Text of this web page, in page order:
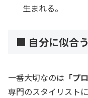
生まれる。
■ 自分に似合
一番大切なのは 「プ
専門のスタイリストに